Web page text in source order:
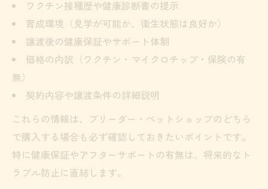
ワクチン接種歴や健康診断書の提示
育成環境（見学が可能か、衛生状態は良好か）
譲渡後の健康保証やサポート体制
価格の内訳（ワクチン・マイクロチップ・保険の有
無）
契約内容や譲渡条件の詳細説明
これらの情報は、ブリーダー・ペットショップのどちら
で購入する場合も必ず確認しておきたいポイントです。
特に健康保証やアフターサポートの有無は、将来的なト
ラブル防止に直結します。